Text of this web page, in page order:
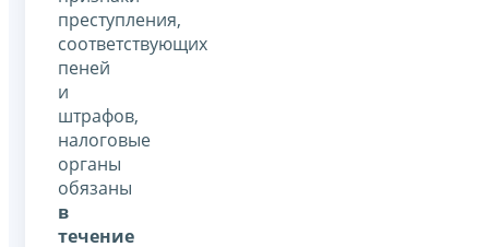
преступления,
соответствующих
пеней
и
штрафов,
налоговые
органы
обязаны
в
течение